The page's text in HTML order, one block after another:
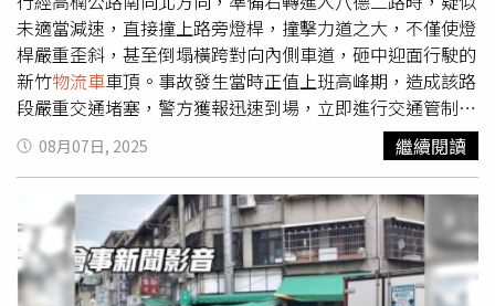
化成，到最終模組封裝與出貨，全程高度自動化、也十分安
靜，員工非常少。 要控管粉塵、毛刺、水分三大關鍵因
素，生產線是無塵潔淨等級，比照半導體產線規格，在恆
溫、濕度、安全、生產效率等五大領域做好品質管控。 組
裝好的電池模組，可應用在大型儲能案場、電動大巴、物流
車 等電池包，也可用於美國AI資料中心專用UPS電池系統。
王瑞瑜說，「很多國家已轉向、將主流放在磷酸鋰鐵(LFP)
電池，因為鋰三元(NCM)是不安全的，擔心會爆炸。」但現
在很多技術都掌握在中國大陸，「當台灣也擁有這樣的技
術，就是我們的優勢。」 她說，拜訪越南、日本、韓國、
印度時，很多地方都說想做磷酸鋰鐵，但進入這個產業技
未適當減速，直接撞上路旁燈桿，撞擊力道之大，不僅使燈
桿嚴重歪斜，甚至倒塌橫跨對向內側車道，砸中迎面行駛的
新竹物流車車頂。事故發生當時正值上班高峰期，造成該路
段嚴重交通堵塞，警方獲報迅速到場，立即進行交通管制與
現場疏導，避免事故現場造成更多車輛塞車或二次事故，經
初步調查，雙方駕駛皆無酒駕情形，並且此次意外未造成人
員傷亡，實屬幸運。警方初步判斷，事故主因是陳姓駕駛未
在右轉彎時適當減速，導致貨車失控撞擊燈桿，不過詳細肇
事原因仍需進一步調查確認，是否涉及車輛機械故障或駕駛
操作問題，皆待後續釐清，事故也提醒駕駛人於轉彎及路況
複雜處務必保持適當車速，以保障自身及其他用路人安全。
08月07日, 2025 繼續閱讀